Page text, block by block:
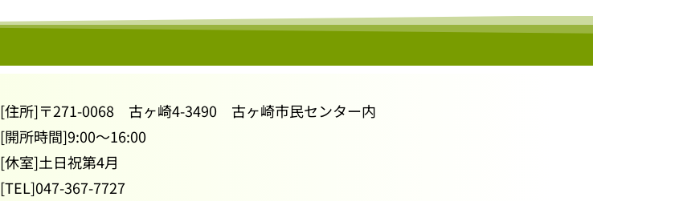
[住所]〒271-0068 古ヶ崎4-3490 古ヶ崎市民センター内
[開所時間]9:00～16:00
[休室]土日祝第4月
[TEL]047-367-7727